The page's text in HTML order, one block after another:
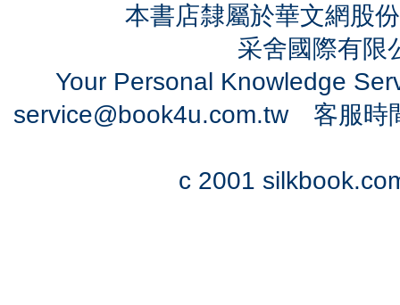
本書店隸屬於華文網股
采舍國際有
Your Personal Knowledge
service@book4u.com.tw客服時
c 2001